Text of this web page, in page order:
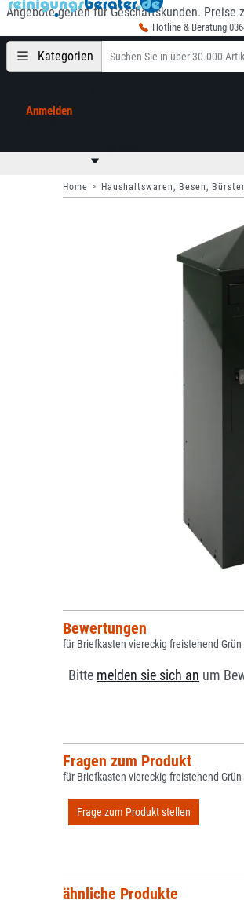
Angebote gelten für Geschäftskunden. Preise
Hotline & Beratung
Kategorien
Anmelden
Home Haushaltswaren, Besen,
Bewertungen
für Briefkasten viereckig freistehend Grün
Bitte melden sie sich an um
Fragen zum Produkt
für Briefkasten viereckig freistehend Grün
Frage zum Produkt stellen
ähnliche Produkte